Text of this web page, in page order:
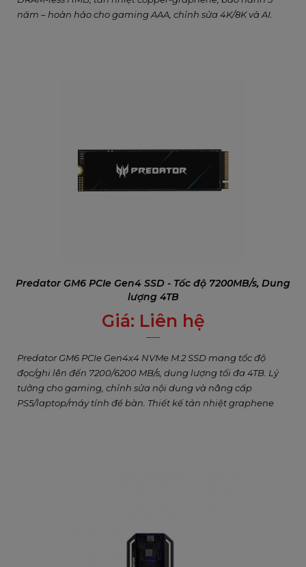
năm – hoàn hảo cho gaming AAA, chỉnh sửa 4K/8K và AI.
Predator GM6 PCIe Gen4 SSD - Tốc độ 7200MB/s, Dung
lượng 4TB
Giá: Liên hệ
0₫
Predator GM6 PCIe Gen4x4 NVMe M.2 SSD mang tốc độ
đọc/ghi lên đến 7200/6200 MB/s, dung lượng tối đa 4TB. Lý
tưởng cho gaming, chỉnh sửa nội dung và nâng cấp
PS5/laptop/máy tính để bàn. Thiết kế tản nhiệt graphene